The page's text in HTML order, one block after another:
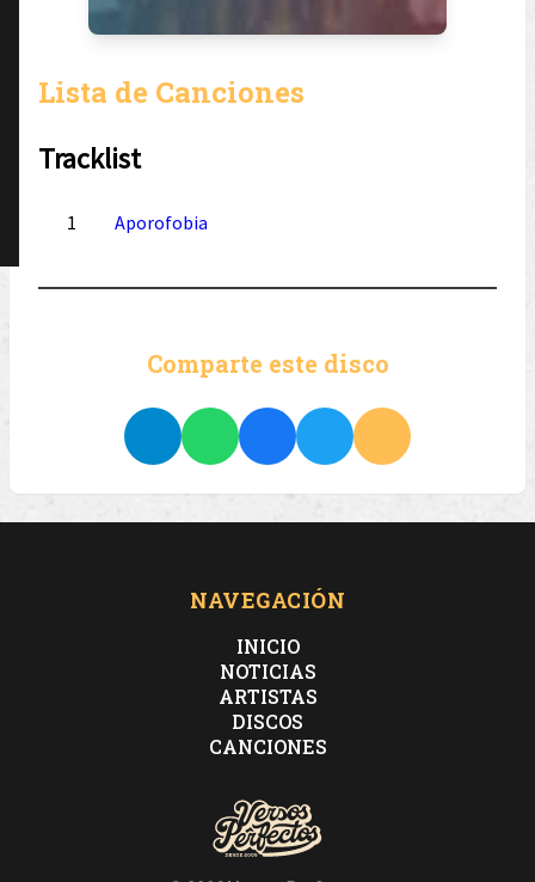
Lista de Canciones
Tracklist
1 Aporofobia
Comparte este disco
NAVEGACIÓN
INICIO
NOTICIAS
ARTISTAS
DISCOS
CANCIONES